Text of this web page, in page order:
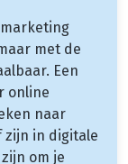
met de
Een
online
naar
zijn in digitale
om je